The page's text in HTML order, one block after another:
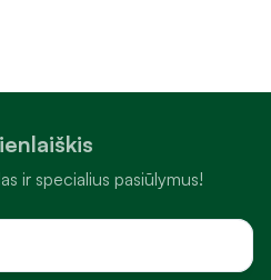
ir specialius pasiūlymus!